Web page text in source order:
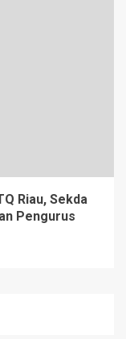
Riau, Sekda
Pengurus